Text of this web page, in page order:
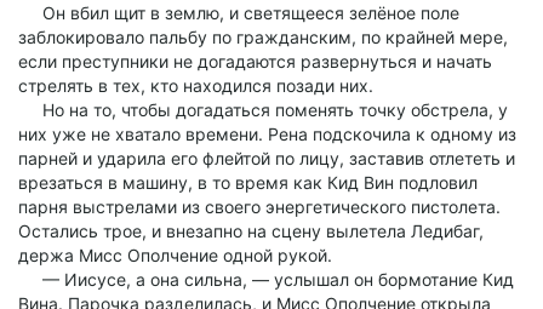
Он вбил щит в землю, и светящееся зелёное поле
заблокировало пальбу по гражданским, по крайней мере,
если преступники не догадаются развернуться и начать
стрелять в тех, кто находился позади них.
Но на то, чтобы догадаться поменять точку обстрела, у
них уже не хватало времени. Рена подскочила к одному из
парней и ударила его флейтой по лицу, заставив отлететь и
врезаться в машину, в то время как Кид Вин подловил
парня выстрелами из своего энергетического пистолета.
Остались трое, и внезапно на сцену вылетела Ледибаг,
держа Мисс Ополчение одной рукой.
— Иисусе, а она сильна, — услышал он бормотание Кид
Вина. Парочка разделилась, и Мисс Ополчение открыла